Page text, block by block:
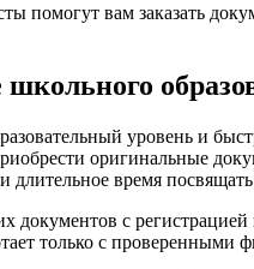
помогут вам заказать
уровень и
оригинальные
длительное время
с регистрацией
только с